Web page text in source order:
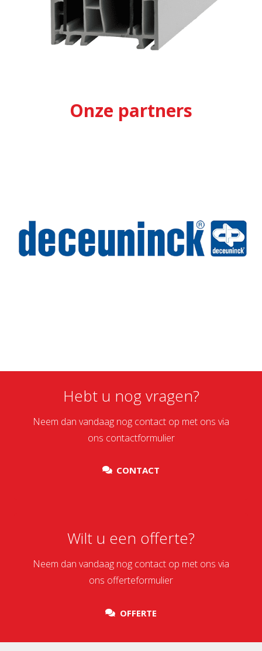
Onze partners
Wilms
Hebt u nog vragen?
Neem dan vandaag nog contact op met ons via
ons contactformulier
CONTACT
Wilt u een offerte?
Neem dan vandaag nog contact op met ons via
ons offerteformulier
OFFERTE